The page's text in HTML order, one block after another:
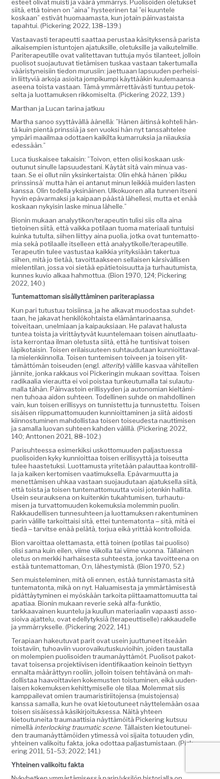
esteet oli­vat muisti ja väärä ymmär­rys. Puolisoiden ole­tuk­set
siitä, että toinen on ”aina” hys­teer­i­nen tai ”ei kuun­tele
koskaan” estivät huo­maa­mas­ta, kun jotain päin­vas­taista
tapah­tui. (Pick­er­ing 2022, 138–139.)
Vas­taavasti ter­apeut­ti saat­taa perus­taa käsi­tyk­sen­sä parista
aikaisem­pi­en istun­to­jen ajatuk­sille, ole­tuk­sille ja vaikutelmille.
Parit­er­apeu­ti­lle ovat valitet­ta­van tut­tu­ja myös tilanteet, jol­loin
puolisot suo­jau­tu­vat tietämisen tuskaa vas­taan tak­er­tu­mal­la
vääristyneisi­in tiedon murusi­in: jaet­tuaan lap­su­u­den per­heisi­
in liit­tyviä arko­ja asioi­ta jom­pikumpi käyt­tääkin kuule­maansa
aseena toista vas­taan. Tämä ymmär­ret­tävästi tun­tuu petok­
selta ja luot­ta­muk­sen rikkomiselta. (Pick­er­ing 2022, 139.)
Marthan ja Lucan tari­na jatkuu
Martha sanoo syyt­täväl­lä äänel­lä: ”Hänen äitin­sä kohteli hän­
tä kuin pien­tä prinssiä ja sen vuok­si hän nyt tanssahtelee
ympäri maail­maa odot­taen kaik­il­ta kumar­ruk­sia ja niiauk­sia
edessään.”
Luca tiuskaisee takaisin: ”Toivon, etten olisi koskaan usk­
outunut sin­ulle lap­su­ud­estani. Käytät sitä vain min­ua vas­
taan. Se ei ollut niin yksinker­taista: Olin ehkä hänen ’pikku
prinssin­sä’ mut­ta hän ei antanut min­un leikkiä muiden las­ten
kanssa. Olin todel­la yksinäi­nen. Ulkokuoren alla tun­nen itseni
hyvin epä­var­mak­si ja kaipaan päästä lähelle­si, mut­ta et enää
koskaan nyky­isin laske min­ua lähelle.”
Bion­in mukaan analyytikon/terapeutin tulisi siis olla aina
tietoinen siitä, että vaik­ka poti­laan tuo­ma mate­ri­aali tun­tu­isi
kuin­ka tutul­ta, siihen liit­tyy aina puo­lia, jot­ka ovat tun­tem­at­to­
mia sekä poti­laalle itselleen että analyytikolle/terapeutille.
Ter­apeutin tulee vas­tus­taa kaikkia yri­tyk­siään tak­er­tua
siihen, mitä jo tietää, tavoit­taak­seen sel­l­aisen kär­siväl­lisen
mie­len­ti­lan, jos­sa voi sietää epäti­etoisu­ut­ta ja turhau­tu­mista,
kunnes kuvio alkaa hah­mot­tua. (Bion 1970, 124; Pick­er­ing
2022, 140.)
Tun­tem­at­toman sisäl­lyt­tämi­nen pariterapiassa
Kun pari tutus­tuu toisi­in­sa, ja he alka­vat muo­dostaa suhdet­
taan, he jaka­vat henkilöko­htaista elämän­tari­naansa,
toiveitaan, unelmi­aan ja kaipauk­si­aan. He palavat halus­ta
tun­tea toista ja virit­täy­tyvät kuun­tele­maan toisen ain­ut­laa­tu­
ista ker­rontaa ilman ole­tus­ta siitä, että he tun­ti­si­vat toisen
läpiko­taisin. Toisen eri­laisu­u­teen suh­taudu­taan kun­nioit­taval­
la mie­lenki­in­nol­la. Toisen tun­temisen toiveen ja toisen ylit­
tämät­tömän toiseu­den (engl. alter­i­ty) välille kas­vaa vähitellen
jän­nite, jon­ka rakkaus voi Pick­eringin mukaan sovit­taa. Toisen
radikaalia vier­aut­ta ei voi pois­taa tunkeu­tu­mal­la tai sulau­tu­
mal­la tähän. Päin­vas­toin eril­lisyy­den ja autono­mi­an kieltämi­
nen tuhoaa aidon suh­teen. Todel­li­nen suhde on mah­dolli­nen
vain, kun toisen eril­lisyys on tun­nis­tet­tu ja tun­nustet­tu. Toisen
sisäisen riip­pumat­to­muu­den kun­nioit­ta­mi­nen ja siitä aidosti
kiin­nos­tu­mi­nen mah­dol­lis­taa toisen toiseud­es­ta naut­timisen
ja samal­la luo­van suh­teen kah­den välil­lä. (Pick­er­ing 2022,
140; Ant­to­nen 2021, 88–102.)
Parisuh­teessa esimerkik­si uskot­to­muu­den pal­jastues­sa
puolisoiden kyky kun­nioit­taa toisen eril­lisyyt­tä ja toiseut­ta
tulee haaste­tuk­si. Luot­ta­mus­ta yritetään palaut­taa kon­trol­lil­
la ja kaiken ker­tomisen vaa­timuk­sel­la. Epä­var­muut­ta ja
menet­tämisen uhkaa vas­taan suo­jaudu­taan ajatuk­sel­la siitä,
että toista ja toisen tun­tem­at­to­muut­ta voisi jotenkin hal­li­ta.
Usein seu­rauk­se­na on kuitenkin tukah­tu­misen, turhau­tu­
misen ja tur­vat­to­muu­den koke­muk­sia molem­min puolin.
Rakkaudel­lisen tun­nesuh­teen ja luot­ta­muk­sen rak­en­tu­mi­nen
parin välille tarkoit­taisi sitä, ettei tun­tem­aton­ta ‒ sitä, mitä ei
tiedä ‒ tarvitse enää pelätä, tor­jua eikä yrit­tää kontrolloida.
Bion varoit­taa olet­ta­mas­ta, että toinen (poti­las tai puoliso)
olisi sama kuin eilen, viime viikol­la tai viime vuon­na. Täl­lainen
ole­tus on merk­ki harhais­es­ta suh­teesta, jon­ka tavoit­teena on
estää tun­tem­at­toman, O:n, läh­estymistä. (Bion 1970, 52.)
Sen muis­telem­i­nen, mitä oli ennen, estää tun­nista­mas­ta sitä
tun­tem­aton­ta, mikä on nyt. Halu­amis­es­ta ja ymmärtämis­es­tä
pidät­täy­tymi­nen ei myöskään tarkoi­ta piit­taa­mat­to­muut­ta tai
apa­ti­aa. Bion­in mukaan rever­ie sekä alfa-funk­tio,
tarkkaavainen kuun­telu ja kuul­lun mate­ri­aalin vapaasti asso­
sioi­va ajat­telu, ovat edel­ly­tyk­siä (ter­apeut­tiselle) rakkaudelle
ja ymmär­ryk­selle. (Pick­er­ing 2022, 141.)
Ter­api­aan hakeu­tu­vat par­it ovat usein juut­tuneet itseään
tois­tavi­in, tuhoavi­in vuorovaiku­tusku­vioi­hin, joiden taustal­la
on molem­pi­en puolisoiden trau­manäyt­tämöt. Puolisot pakot­
ta­vat toisen­sa pro­jek­ti­ivisen iden­ti­fikaa­tion keinoin tiet­tyyn
ennal­ta määrät­tyyn rooli­in, jol­loin toisen tehtävänä on mah­
dol­lis­taa haavoit­tavien koke­musten tois­tu­mi­nen, eikä uuden­
laisen koke­muk­sen kehit­tymiselle ole tilaa. Molem­mat siis
kamp­pail­e­vat omien trau­mari­s­tiri­ito­jen­sa (muis­to­jen­sa)
kanssa samal­la, kun he ovat kietoutuneet näyt­telemään osaa
toisen sisäisessä käsikir­joituk­ses­sa. Näitä yhteen
kietoutunei­ta trau­maat­tisia näyt­tämöitä Pick­er­ing kut­suu
nimel­lä inter­lock­ing trau­mat­ic scene. Täl­lais­ten kietoutunei­
den trau­manäyt­tämöi­den ytimessä voi sijai­ta totu­u­den ydin,
yhteinen valikoitu fak­ta, joka odot­taa pal­jas­tu­mis­taan. (Pick­
er­ing 2011, 51–53; 2022; 141.)
Yhteinen valikoitu fakta